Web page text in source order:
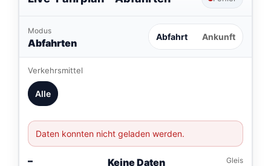
Modus
Abfahrten Abfahrt Ankunft
Verkehrsmittel
Alle
Daten konnten nicht geladen werden.
–
Keine Daten
Gleis